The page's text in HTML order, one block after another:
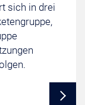
sich in drei